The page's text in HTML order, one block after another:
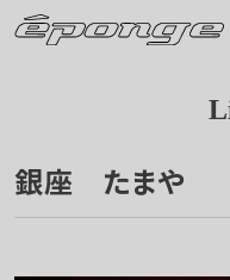
銀座 たまや